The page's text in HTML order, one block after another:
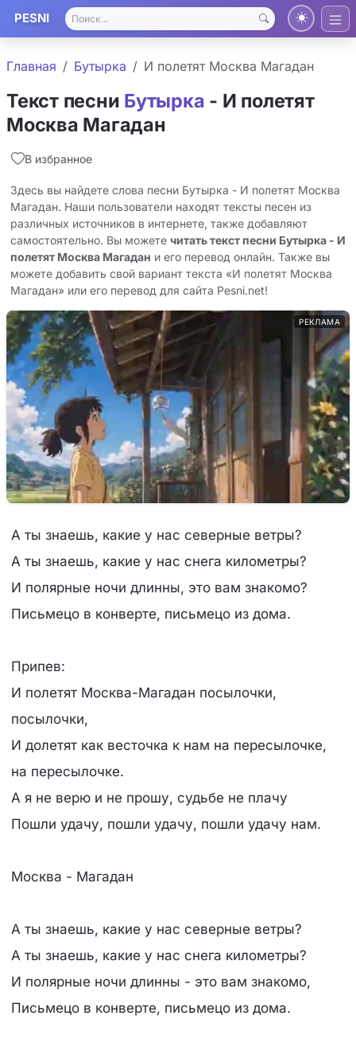
PESNI
Главная Бутырка И полетят Москва Магадан
Текст песни Бутырка - И полетят
Москва Магадан
В избранное
Здесь вы найдете слова песни Бутырка - И полетят Москва
Магадан. Наши пользователи находят тексты песен из
различных источников в интернете, также добавляют
самостоятельно. Вы можете читать текст песни Бутырка - И
полетят Москва Магадан и его перевод онлайн. Также вы
можете добавить свой вариант текста «И полетят Москва
Магадан» или его перевод для сайта Pesni.net!
РЕКЛАМА
А ты знаешь, какие у нас северные ветры?
А ты знаешь, какие у нас снега километры?
И полярные ночи длинны, это вам знакомо?
Письмецо в конверте, письмецо из домa.
Припев:
И полетят Москва-Магадан посылочки,
посылочки,
И долетят как весточка к нам на пересылочке,
на пересылочке.
А я не верю и не прошу, судьбе не плачу
Пошли удачу, пошли удачу, пошли удачу нам.
Москва - Магадан
А ты знаешь, какие у нас северные ветры?
А ты знаешь, какие у нас снега километры?
И полярные ночи длинны - это вам знакомо,
Письмецо в конверте, письмецо из дома.